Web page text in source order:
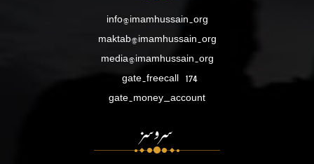
info@imamhussain.org
maktab@imamhussain.org
media@imamhussain.org
gate.freecall 174
gate.money_account
سروسز